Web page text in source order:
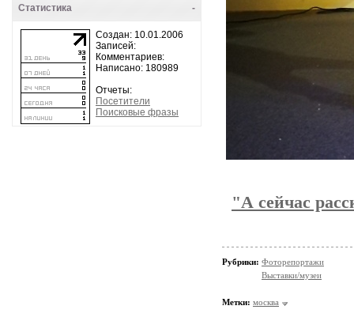
-
Статистика
Создан: 10.01.2006
Записей:
Комментариев:
Написано: 180989
Отчеты:
Посетители
Поисковые фразы
"А сейчас
Рубрики: Фоторепортажи
Выставки/музеи
Метки: москва